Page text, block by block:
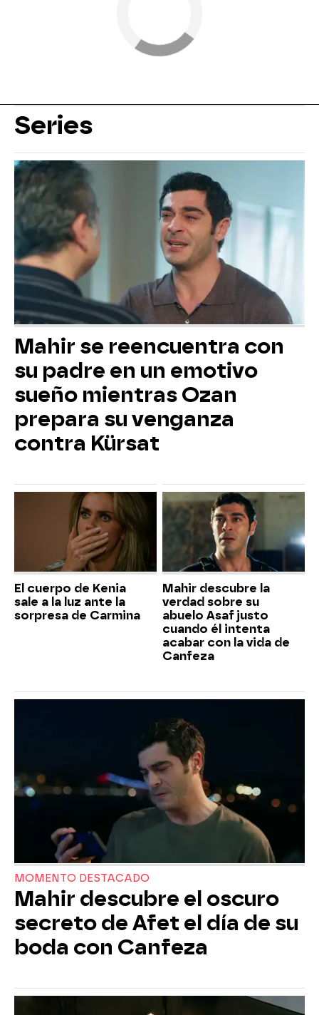
Series
Mahir se reencuentra con
su padre en un emotivo
sueño mientras Ozan
prepara su venganza
contra Kürsat
El cuerpo de Kenia
sale a la luz ante la
sorpresa de Carmina
Mahir descubre la
verdad sobre su
abuelo Asaf justo
cuando él intenta
acabar con la vida de
Canfeza
MOMENTO DESTACADO
Mahir descubre el oscuro
secreto de Afet el día de su
boda con Canfeza